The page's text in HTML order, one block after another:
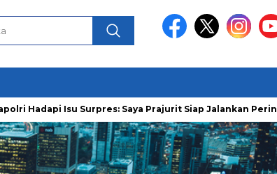
Hadapi Isu Surpres: Saya Prajurit Siap Jalankan Perintah!